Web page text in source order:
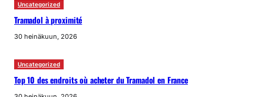
Uncategorized
Tramadol à proximité
30 heinäkuun, 2026
Uncategorized
Top 10 des endroits où acheter du Tramadol en France